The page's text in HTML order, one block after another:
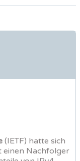
(IETF) hatte sich
einen Nachfolger